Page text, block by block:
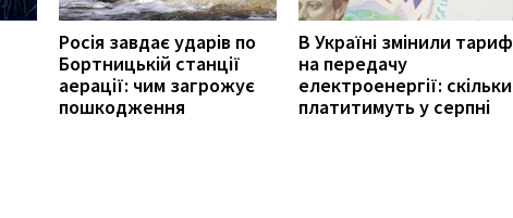
Росія завдає ударів по
Бортницькій станції
аерації: чим загрожує
пошкодження
В Україні змінили тариф
на передачу
електроенергії: скільки
платитимуть у серпні